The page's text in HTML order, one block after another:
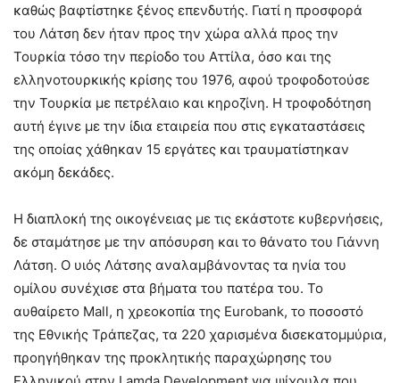
καθώς βαφτίστηκε ξένος επενδυτής. Γιατί η προσφορά
του Λάτση δεν ήταν προς την χώρα αλλά προς την
Τουρκία τόσο την περίοδο του Αττίλα, όσο και της
ελληνοτουρκικής κρίσης του 1976, αφού τροφοδοτούσε
την Τουρκία με πετρέλαιο και κηροζίνη. Η τροφοδότηση
αυτή έγινε με την ίδια εταιρεία που στις εγκαταστάσεις
της οποίας χάθηκαν 15 εργάτες και τραυματίστηκαν
ακόμη δεκάδες.
Η διαπλοκή της οικογένειας με τις εκάστοτε κυβερνήσεις,
δε σταμάτησε με την απόσυρση και το θάνατο του Γιάννη
Λάτση. Ο υιός Λάτσης αναλαμβάνοντας τα ηνία του
ομίλου συνέχισε στα βήματα του πατέρα του. Το
αυθαίρετο Mall, η χρεοκοπία της Eurobank, το ποσοστό
της Εθνικής Τράπεζας, τα 220 χαρισμένα δισεκατομμύρια,
προηγήθηκαν της προκλητικής παραχώρησης του